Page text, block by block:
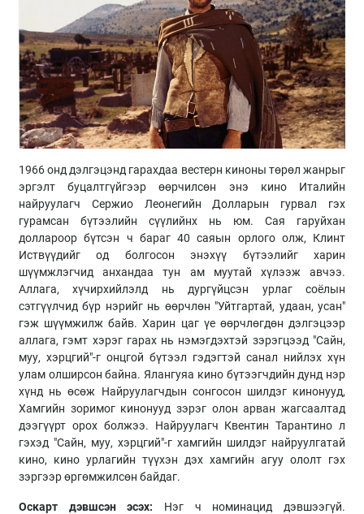
1966 онд дэлгэцэнд гарахдаа вестерн киноны төрөл жанрыг
эргэлт буцалтгүйгээр өөрчилсөн энэ кино Италийн
найруулагч Сержио Леонегийн Долларын гурвал гэх
гурамсан бүтээлийн сүүлийнх нь юм. Сая гаруйхан
доллароор бүтсэн ч бараг 40 саяын орлого олж, Клинт
Иствүүдийг од болгосон энэхүү бүтээлийг харин
шүүмжлэгчид анхандаа тун ам муутай хүлээж авчээ.
Аллага, хүчирхийлэлд нь дургүйцсэн урлаг соёлын
сэтгүүлчид бүр нэрийг нь өөрчлөн "Уйтгартай, удаан, усан"
гэж шүүмжилж байв. Харин цаг үе өөрчлөгдөн дэлгэцээр
аллага, гэмт хэрэг гарах нь нэмэгдэхтэй зэрэгцээд "Сайн,
муу, хэрцгий"-г онцгой бүтээл гэдэгтэй санал нийлэх хүн
улам олширсон байна. Ялангуяа кино бүтээгчдийн дунд нэр
хүнд нь өсөж Найруулагчдын сонгосон шилдэг кинонууд,
Хамгийн зоримог кинонууд зэрэг олон арван жагсаалтад
дээгүүрт орох болжээ. Найруулагч Квентин Тарантино л
гэхэд "Сайн, муу, хэрцгий"-г хамгийн шилдэг найруулгатай
кино, кино урлагийн түүхэн дэх хамгийн агуу ололт гэх
зэргээр өргөмжилсөн байдаг.
Оскарт дэвшсэн эсэх: Нэг ч номинацид дэвшээгүй.